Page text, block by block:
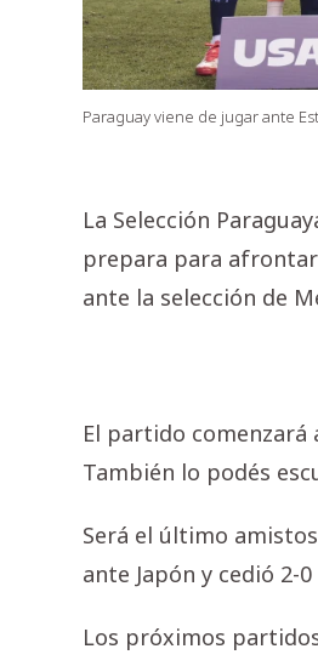
Paraguay viene de jugar ante
La Selección
prepara para
ante la selección de
El partido comenzará
También lo podés
Será el último
ante Japón y cedió 2-
Los próximos